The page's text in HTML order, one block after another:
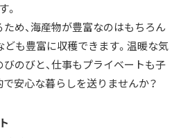
。
ため、海産物が豊富なのはもちろん
ども豊富に収穫できます。温暖な気
びのびと、仕事もプライベートも子
で安心な暮らしを送りませんか？